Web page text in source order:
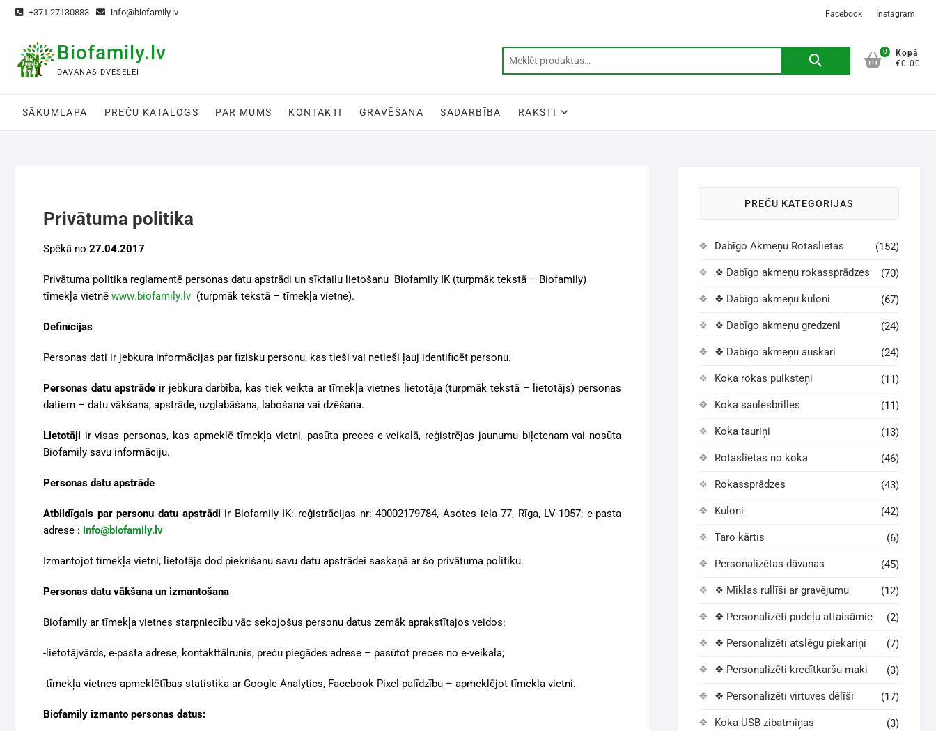
+371 27130883 info@biofamily.lv Facebook Instagram
Biofamily.lv
DĀVANAS DVĒSELEI
0
Kopā
€0.00
SĀKUMLAPA PREČU KATALOGS PAR MUMS KONTAKTI GRAVĒŠANA SADARBĪBA RAKSTI
Privātuma politika
Spēkā no 27.04.2017
Privātuma politika reglamentē personas datu apstrādi un sīkfailu lietošanu Biofamily IK(turpmāk tekstā – Biofamily)
tīmekļa vietnē www.biofamily. lv (turpmāk tekstā – tīmekļa vietne).
Definīcijas
Personas dati ir jebkura informācijas par fizisku personu, kas tieši vai netieši ļauj identificēt personu.
Personas datu apstrāde ir jebkura darbība, kas tiek veikta ar tīmekļa vietnes lietotāja (turpmāk tekstā – lietotājs) personas
datiem – datu vākšana, apstrāde, uzglabāšana, labošana vai dzēšana.
Lietotāji ir visas personas, kas apmeklē tīmekļa vietni, pasūta preces e-veikalā, reģistrējas jaunumu biļetenam vai nosūta
Biofamily savu informāciju.
Personas datu apstrāde
Atbildīgais par personu datu apstrādi ir Biofamily IK: reģistrācijas nr:40002179784, Asotes iela 77, Rīga, LV-1057; e-pasta
adrese : info@biofamily.lv
Izmantojot tīmekļa vietni, lietotājs dod piekrišanu savu datu apstrādei saskaņā ar šo privātuma politiku.
Personas datu vākšana un izmantošana
Biofamily ar tīmekļa vietnes starpniecību vāc sekojošus personu datus zemāk aprakstītajos veidos:
-lietotājvārds, e-pasta adrese, kontakttālrunis, preču piegādes adrese – pasūtot preces no e-veikala;
-tīmekļa vietnes apmeklētības statistika ar Google Analytics, Facebook Pixel palīdzību – apmeklējot tīmekļa vietni.
Biofamily izmanto personas datus:
PREČU KATEGORIJAS
Dabīgo Akmeņu Rotaslietas (152)
❖ Dabīgo akmeņu rokassprādzes (70)
❖ Dabīgo akmeņu kuloni (67)
❖ Dabīgo akmeņu gredzeni (24)
❖ Dabīgo akmeņu auskari (24)
Koka rokas pulksteņi (11)
Koka saulesbrilles (11)
Koka tauriņi (13)
Rotaslietas no koka (46)
Rokassprādzes (43)
Kuloni (42)
Taro kārtis (6)
Personalizētas dāvanas (45)
❖ Mīklas rullīši ar gravējumu (12)
❖ Personalizēti pudeļu attaisāmie (2)
❖ Personalizēti atslēgu piekariņi (7)
❖ Personalizēti kredītkaršu maki (3)
❖ Personalizēti virtuves dēlīši (17)
Koka USB zibatmiņas (3)